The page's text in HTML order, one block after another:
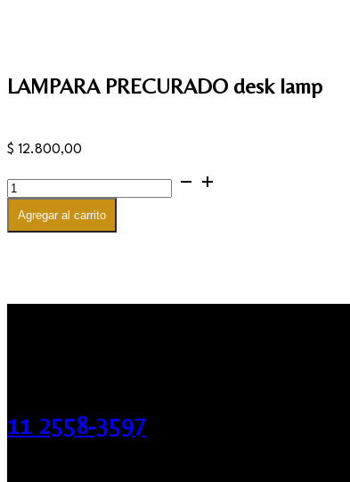
LAMPARA PRECURADO desk lamp
$ 12.800,00
LAMPARA
PRECURADO
desk
lamp
cantidad
Agregar al carrito
11 2558-3597